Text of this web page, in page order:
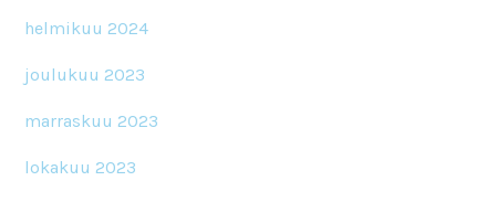
helmikuu 2024
joulukuu 2023
marraskuu 2023
lokakuu 2023